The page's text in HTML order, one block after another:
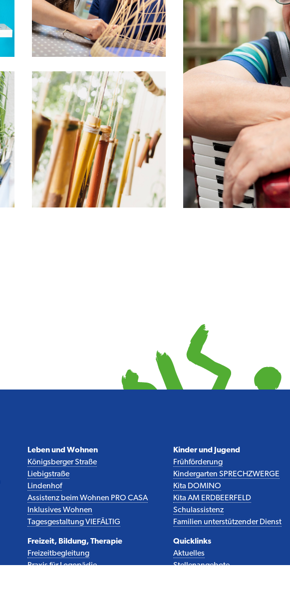
Leben und Wohnen
Königsberger Straße
Liebigstraße
Lindenhof
Assistenz beim Wohnen PRO CASA
Inklusives Wohnen
Tagesgestaltung VIEFÄLTIG
Freizeit, Bildung, Therapie
Freizeitbegleitung
Praxis für Logopädie
Kinder und Jugend
Frühförderung
Kindergarten SPRECHZWERGE
Kita DOMINO
Kita AM ERDBEERFELD
Schulassistenz
Familien unterstützender Dienst
Quicklinks
Aktuelles
Stellenangebote